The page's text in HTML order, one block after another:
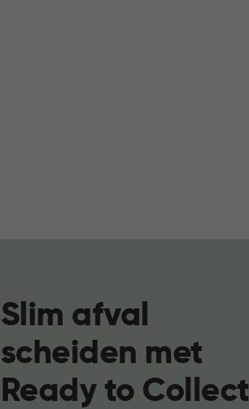
Slim afval
scheiden met
Ready to Collect